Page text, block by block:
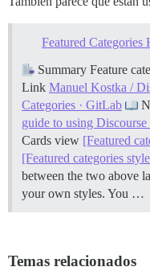
Featured Categories
Summary Feature
Link Manuel Kostka /
Categories · GitLab
guide to using Discourse
Cards view [Featured
[Featured categories
between the two above
your own styles. You …
Temas relacionados